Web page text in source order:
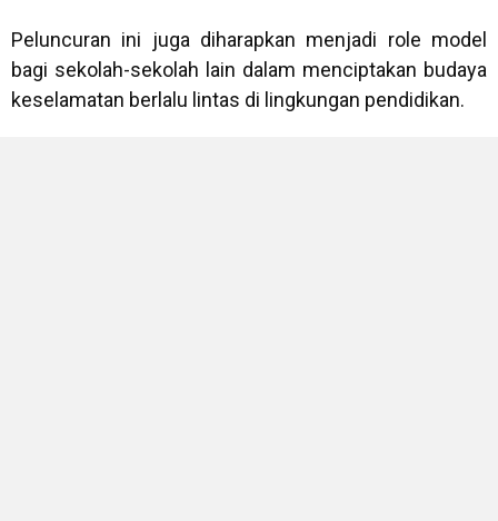
Peluncuran ini juga diharapkan menjadi role model
bagi sekolah-sekolah lain dalam menciptakan budaya
keselamatan berlalu lintas di lingkungan pendidikan.